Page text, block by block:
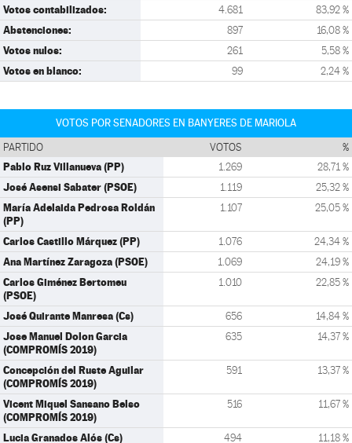
Votos contabilizados: 4.681 83,92 %
Abstenciones: 897 16,08 %
Votos nulos: 261 5,58 %
Votos en blanco: 99 2,24 %
VOTOS POR SENADORES EN BANYERES DE MARIOLA
PARTIDO VOTOS %
Pablo Ruz Villanueva (PP) 1.269 28,71 %
José Asensi Sabater (PSOE) 1.119 25,32 %
María Adelaida Pedrosa Roldán
(PP)
1.107 25,05 %
Carlos Castillo Márquez (PP) 1.076 24,34 %
Ana Martínez Zaragoza (PSOE) 1.069 24,19 %
Carlos Giménez Bertomeu
(PSOE)
1.010 22,85 %
José Quirante Manresa (Cs) 656 14,84 %
Jose Manuel Dolon Garcia
(COMPROMÍS 2019)
635 14,37 %
Concepción del Ruste Aguilar
(COMPROMÍS 2019)
591 13,37 %
Vicent Miquel Sansano Belso
(COMPROMÍS 2019)
516 11,67 %
Lucia Granados Alós (Cs) 494 11,18 %